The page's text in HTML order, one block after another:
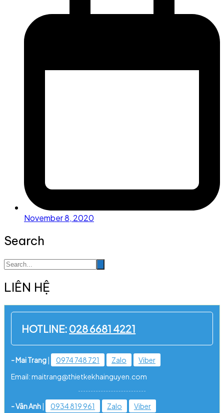
November 8, 2020
Search
LIÊN HỆ
HOTLINE: 028 6681 4221
- Mai Trang| 0974 748 721 Zalo
Viber
Email: maitrang@thietkekhainguyen.com
- Vân Anh| 0934 819 961 Zalo
Viber